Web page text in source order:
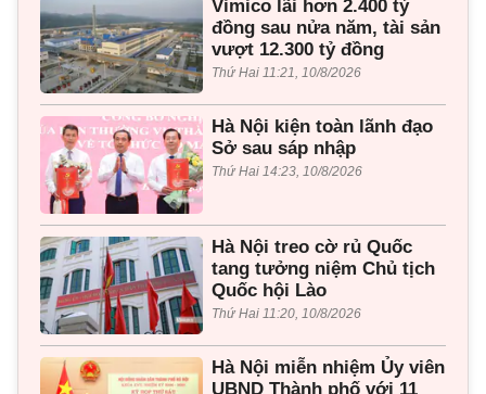
Vimico lãi hơn 2.400 tỷ
đồng sau nửa năm, tài sản
vượt 12.300 tỷ đồng
Thứ Hai 11:21, 10/8/2026
Hà Nội kiện toàn lãnh đạo
Sở sau sáp nhập
Thứ Hai 14:23, 10/8/2026
Hà Nội treo cờ rủ Quốc
tang tưởng niệm Chủ tịch
Quốc hội Lào
Thứ Hai 11:20, 10/8/2026
Hà Nội miễn nhiệm Ủy viên
UBND Thành phố với 11